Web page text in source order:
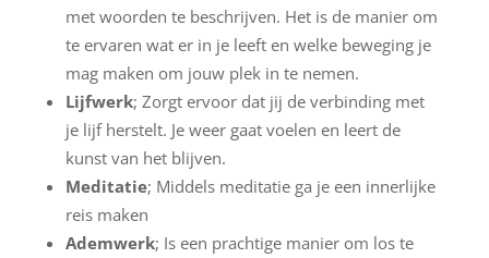
met woorden te beschrijven. Het is de manier om
te ervaren wat er in je leeft en welke beweging je
mag maken om jouw plek in te nemen.
Lijfwerk; Zorgt ervoor dat jij de verbinding met
je lijf herstelt. Je weer gaat voelen en leert de
kunst van het blijven.
Meditatie; Middels meditatie ga je een innerlijke
reis maken
Ademwerk; Is een prachtige manier om los te